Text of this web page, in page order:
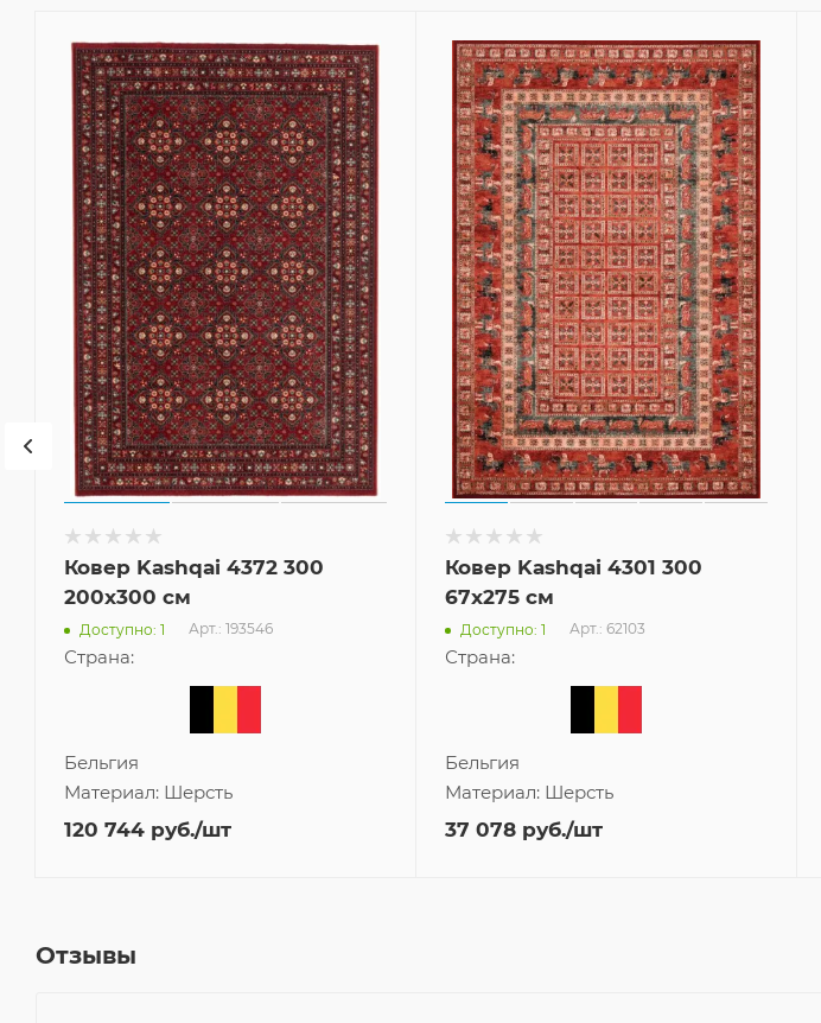
Ковер Kashqai 4372 300
200x300 см
Доступно: 1 Арт.: 193546
Страна:
Бельгия
Материал: Шерсть
120 744 руб./шт
Ковер Kashqai 4301 300
67x275 см
Доступно: 1 Арт.: 62103
Страна:
Бельгия
Материал: Шерсть
37 078 руб./шт
Отзывы